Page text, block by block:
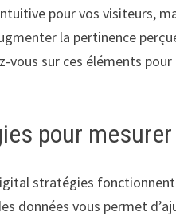
pour vos visiteurs,
la pertinence
vous sur ces éléments
pour
stratégies
données vous permet